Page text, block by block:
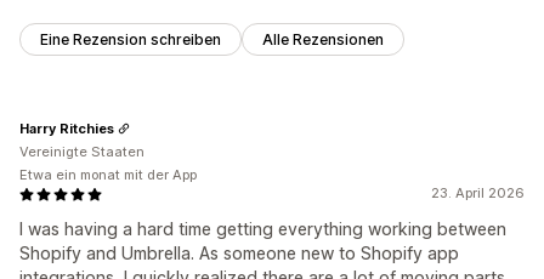
Eine Rezension schreiben Alle Rezensionen
23. April 2026
I was having a hard time getting everything working between
Shopify and Umbrella. As someone new to Shopify app
Harry Ritchies
Vereinigte Staaten
Etwa ein monat mit der App